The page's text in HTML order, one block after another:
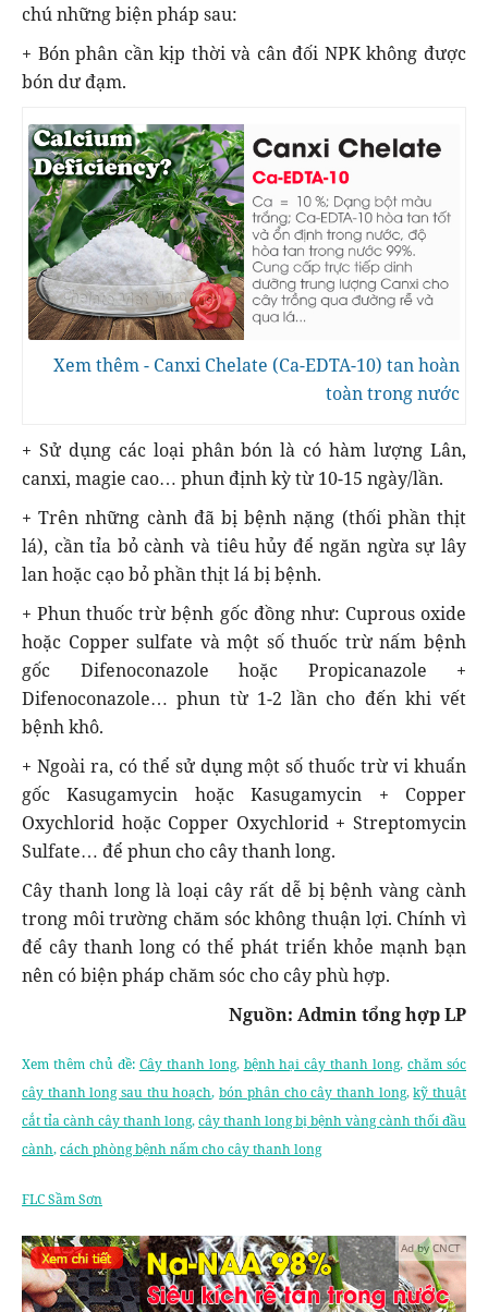
chú những biện pháp sau:
+ Bón phân cần kịp thời và cân đối NPK không được
bón dư đạm.
Xem thêm - Canxi Chelate (Ca-EDTA-10) tan hoàn
toàn trong nước
+ Sử dụng các loại phân bón là có hàm lượng Lân,
canxi, magie cao… phun định kỳ từ 10-15 ngày/lần.
+ Trên những cành đã bị bệnh nặng (thối phần thịt
lá), cần tỉa bỏ cành và tiêu hủy để ngăn ngừa sự lây
lan hoặc cạo bỏ phần thịt lá bị bệnh.
+ Phun thuốc trừ bệnh gốc đồng như: Cuprous oxide
hoặc Copper sulfate và một số thuốc trừ nấm bệnh
gốc Difenoconazole hoặc Propicanazole +
Difenoconazole… phun từ 1-2 lần cho đến khi vết
bệnh khô.
+ Ngoài ra, có thể sử dụng một số thuốc trừ vi khuẩn
gốc Kasugamycin hoặc Kasugamycin + Copper
Oxychlorid hoặc Copper Oxychlorid + Streptomycin
Sulfate… để phun cho cây thanh long.
Cây thanh long là loại cây rất dễ bị bệnh vàng cành
trong môi trường chăm sóc không thuận lợi. Chính vì
để cây thanh long có thể phát triển khỏe mạnh bạn
nên có biện pháp chăm sóc cho cây phù hợp.
Nguồn: Admin tổng hợp LP
Xem thêm chủ đề: Cây thanh long, bệnh hại cây thanh long,chăm sóc
cây thanh long sau thu hoạch,bón phân cho cây thanh long,kỹ thuật
cắt tỉa cành cây thanh long,cây thanh long bị bệnh vàng cành thối đầu
cành,cách phòng bệnh nấm cho cây thanh long
FLC Sầm Sơn
Ad by CNCT